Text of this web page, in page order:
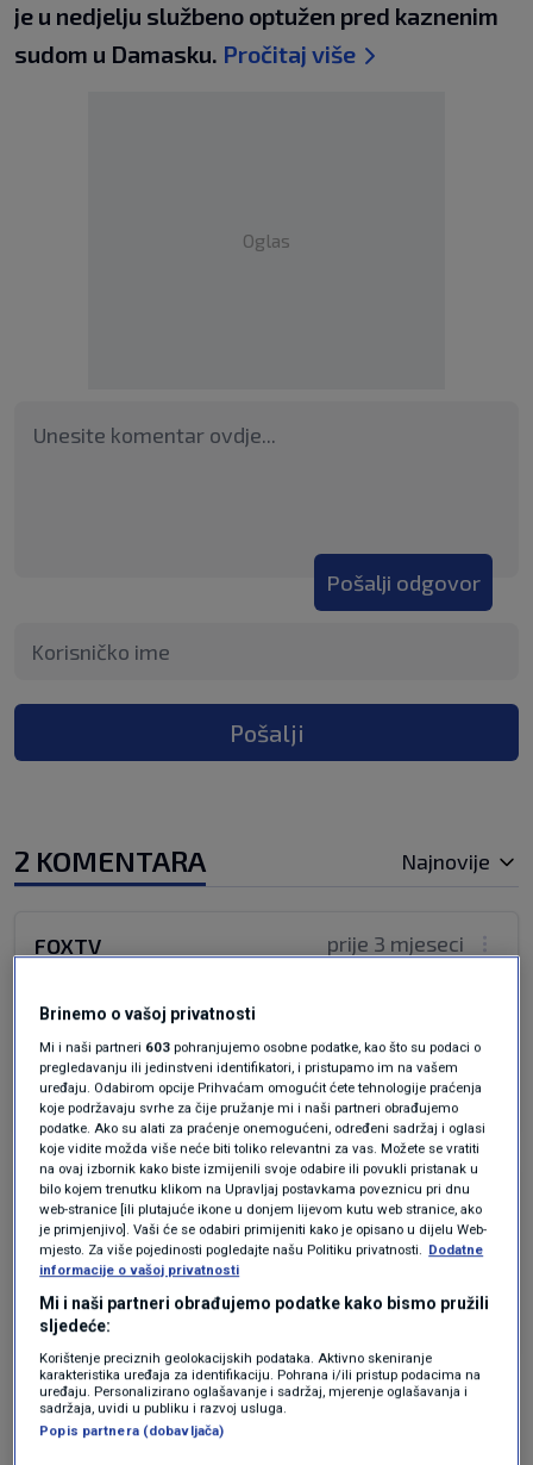
je u nedjelju službeno optužen pred kaznenim
sudom u Damasku. Pročitaj više
Oglas
Pošalji odgovor
Pošalji
2 KOMENTARA Najnovije
prije 3 mjeseci
FOXTV
Stvarno svijet ide kraju,kad ISILO-VCI i Al Qaida
radi pravdu
Odgovor
prije 3 mjeseci
ceca
Ironije! Sudi mu Al Kaida
Odgovor
Brinemo o vašoj privatnosti
Mi i naši partneri 603 pohranjujemo osobne podatke, kao što su podaci o
pregledavanju ili jedinstveni identifikatori, i pristupamo im na vašem
uređaju. Odabirom opcije Prihvaćam omogućit ćete tehnologije praćenja
koje podržavaju svrhe za čije pružanje mi i naši partneri obrađujemo
podatke. Ako su alati za praćenje onemogućeni, određeni sadržaj i oglasi
koje vidite možda više neće biti toliko relevantni za vas. Možete se vratiti
na ovaj izbornik kako biste izmijenili svoje odabire ili povukli pristanak u
bilo kojem trenutku klikom na Upravljaj postavkama poveznicu pri dnu
web-stranice [ili plutajuće ikone u donjem lijevom kutu web stranice, ako
je primjenjivo]. Vaši će se odabiri primijeniti kako je opisano u dijelu Web-
mjesto. Za više pojedinosti pogledajte našu Politiku privatnosti. Dodatne
informacije o vašoj privatnosti
Mi i naši partneri obrađujemo podatke kako bismo pružili
sljedeće:
Korištenje preciznih geolokacijskih podataka. Aktivno skeniranje
karakteristika uređaja za identifikaciju. Pohrana i/ili pristup podacima na
uređaju. Personalizirano oglašavanje i sadržaj, mjerenje oglašavanja i
sadržaja, uvidi u publiku i razvoj usluga.
Popis partnera (dobavljača)